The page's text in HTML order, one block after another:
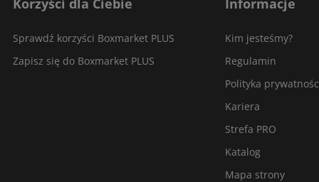
Korzyści dla Ciebie
Sprawdź korzyści Boxmarket PLUS
Zapisz się do Boxmarket PLUS
Informacje
Kim jesteśmy?
Regulamin
Polityka
Kariera
Strefa PRO
Katalog
Mapa strony